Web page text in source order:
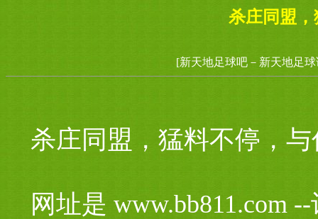
杀庄同盟
[新天地足球吧－新天地足
杀庄同盟，猛料不停，
网址是 www.bb811.com